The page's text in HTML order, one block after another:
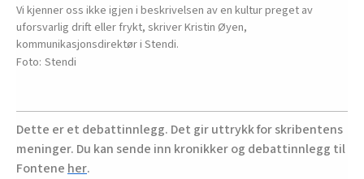
Vi kjenner oss ikke igjen i beskrivelsen av en kultur preget av
uforsvarlig drift eller frykt, skriver Kristin Øyen,
kommunikasjonsdirektør i Stendi.
Stendi
Dette er et debattinnlegg. Det gir uttrykk for skribentens
meninger. Du kan sende inn kronikker og debattinnlegg til
Fontene her.